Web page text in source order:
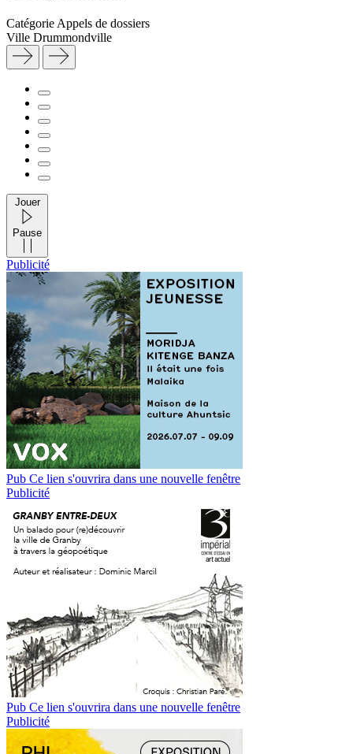
Catégorie Appels de dossiers
Ville Drummondville
Jouer
Pause
Publicité
Pub Ce lien s'ouvrira dans une nouvelle fenêtre
Publicité
Pub Ce lien s'ouvrira dans une nouvelle fenêtre
Publicité